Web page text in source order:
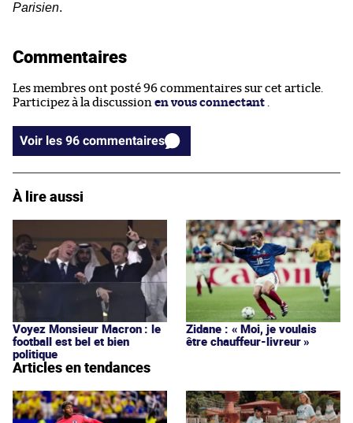
Parisien.
Commentaires
Les membres ont posté 96 commentaires sur cet article.
Participez à la discussion en vous connectant .
Voir les 96 commentaires
À lire aussi
Voyez Monsieur Macron : le
football est bel et bien
politique
Zidane : « Moi, je voulais
être chauffeur-livreur »
Articles en tendances